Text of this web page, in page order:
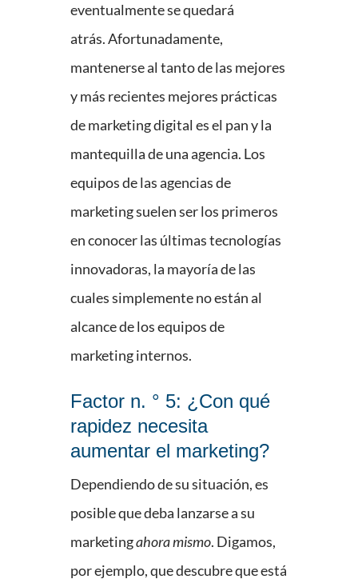
eventualmente se quedará
atrás. Afortunadamente,
mantenerse al tanto de las mejores
y más recientes mejores prácticas
de marketing digital es el pan y la
mantequilla de una agencia. Los
equipos de las agencias de
marketing suelen ser los primeros
en conocer las últimas tecnologías
innovadoras, la mayoría de las
cuales simplemente no están al
alcance de los equipos de
marketing internos.
Factor n. ° 5: ¿Con qué
rapidez necesita
aumentar el marketing?
Dependiendo de su situación, es
posible que deba lanzarse a su
marketingahora mismo. Digamos,
por ejemplo, que descubre que está